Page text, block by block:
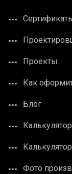
Проекты
Как
Блог
Фото